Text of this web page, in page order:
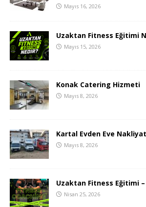
Mayıs 16, 2026
Uzaktan Fitness Eğitimi
Mayıs 15, 2026
Konak Catering Hizmeti
Mayıs 8, 2026
Kartal Evden Eve Nakliyat
Mayıs 8, 2026
Uzaktan Fitness Eğitimi
Nisan 25, 2026